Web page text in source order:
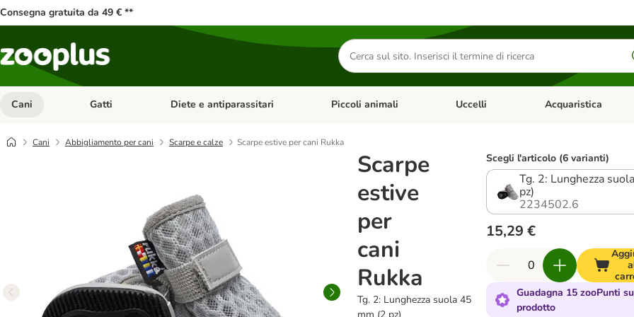
Consegna gratuita da 49 € **
Cerca
prodotti
Cani Apri Menu Categoria: Cani
Gatti Apri Menu Categoria: Gatti
Diete e antiparassitari Apri Menu Categoria: Diete e antiparassitari
Piccoli animali Apri Menu Categoria: Piccoli animali
Uccelli Apri Menu Categoria:
Acquaristica
Cani Abbigliamento per cani Scarpe e calze Scarpe estive per cani Rukka
Scarpe
estive
per
cani
Rukka
Tg. 2: Lunghezza suola 45
Scegli l'articolo (6 varianti)
Tg. 2: Lunghezza
pz)
2234502.6
15,29 €
Guadagna 15 zooPunti
prodotto